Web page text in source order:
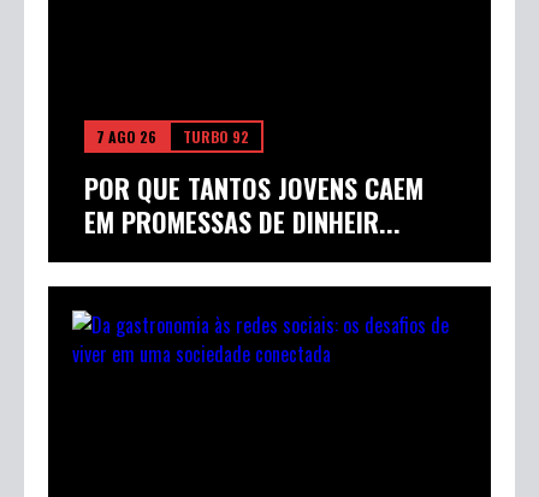
7 AGO 26 TURBO 92
POR QUE TANTOS JOVENS CAEM
EM PROMESSAS DE DINHEIR...